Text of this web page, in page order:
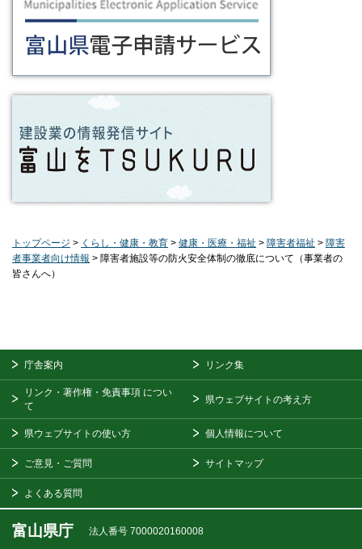
トップページ > くらし・健康・教育 > 健康・医療・福祉 > 障害者福祉 > 障害
者事業者向け情報 > 障害者施設等の防火安全体制の徹底について（事業者の
皆さんへ）
庁舎案内 リンク集
リンク・著作権・免責事項 につい
て
県ウェブサイトの考え方
県ウェブサイトの使い方 個人情報について
ご意見・ご質問 サイトマップ
よくある質問
富山県庁 法人番号 7000020160008